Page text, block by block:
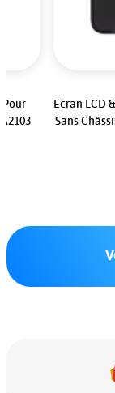
Pour
Ecran LCD
Sans